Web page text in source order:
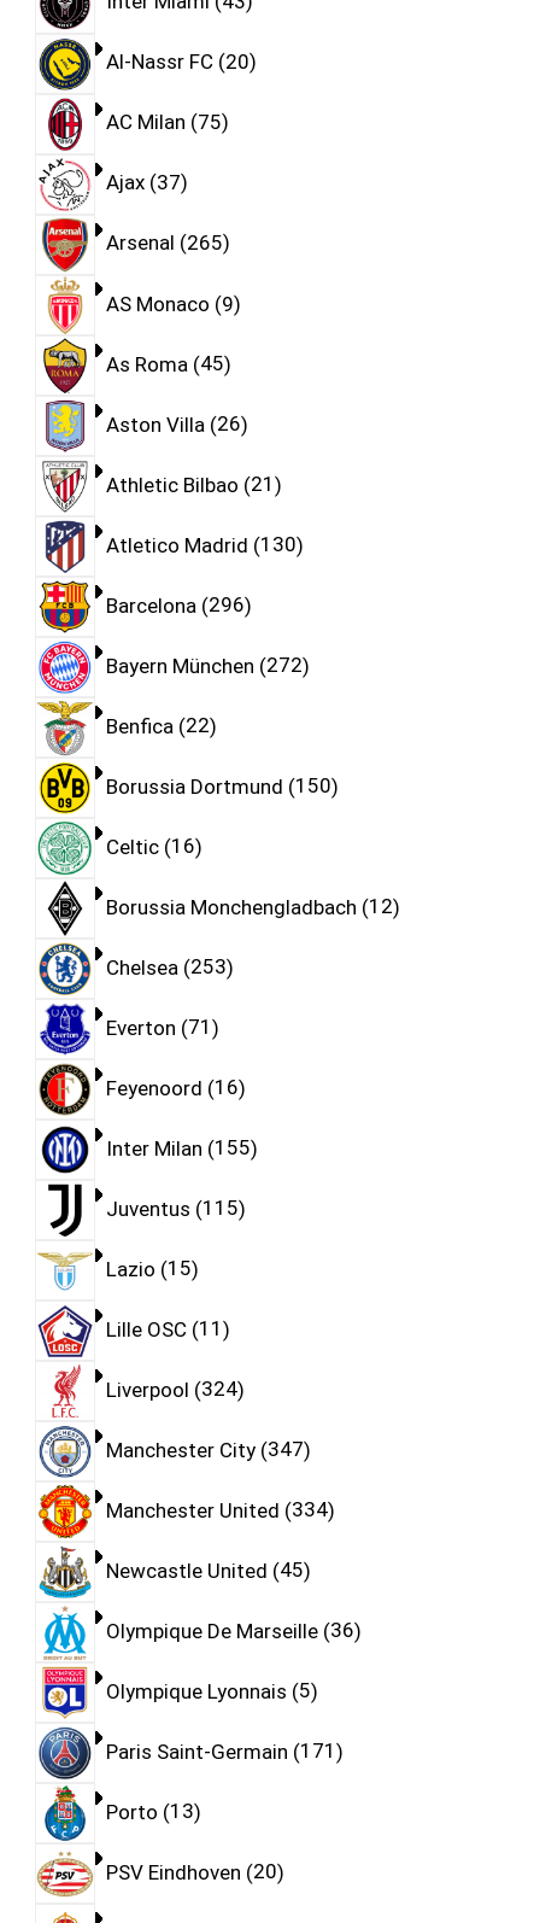
Al-Nassr FC 20
AC Milan 75
Ajax 37
Arsenal 265
AS Monaco 9
As Roma 45
Aston Villa 26
Athletic Bilbao 21
Atletico Madrid 130
Barcelona 296
Bayern München 272
Benfica 22
Borussia Dortmund 150
Celtic 16
Borussia Monchengladbach 12
Chelsea 253
Everton 71
Feyenoord 16
Inter Milan 155
Juventus 115
Lazio 15
Lille OSC 11
Liverpool 324
Manchester City 347
Manchester United 334
Newcastle United 45
Olympique De Marseille 36
Olympique Lyonnais 5
Paris Saint-Germain 171
Porto 13
PSV Eindhoven 20